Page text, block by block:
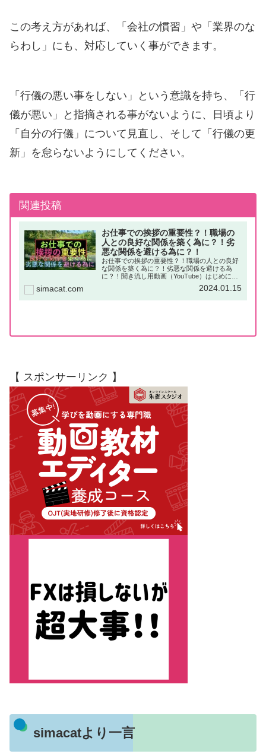
この考え方があれば、「会社の慣習」や「業界のな
らわし」にも、対応していく事ができます。
「行儀の悪い事をしない」という意識を持ち、「行
儀が悪い」と指摘される事がないように、日頃より
「自分の行儀」について見直し、そして「行儀の更
新」を怠らないようにしてください。
関連投稿
お仕事での挨拶の重要性？！職場の
人との良好な関係を築く為に？！劣
悪な関係を避ける為に？！
お仕事での挨拶の重要性？！職場の人との良好
な関係を築く為に？！劣悪な関係を避ける為
に？！聞き流し用動画（YouTube）はじめに職
場では同僚の人と多くの時間を過ごす事は珍し
くありません。ほとんどの人は家族よりも長い
時間を過ごしています。よっ...
simacat.com 2024.01.15
【 スポンサーリンク 】
simacatより一言